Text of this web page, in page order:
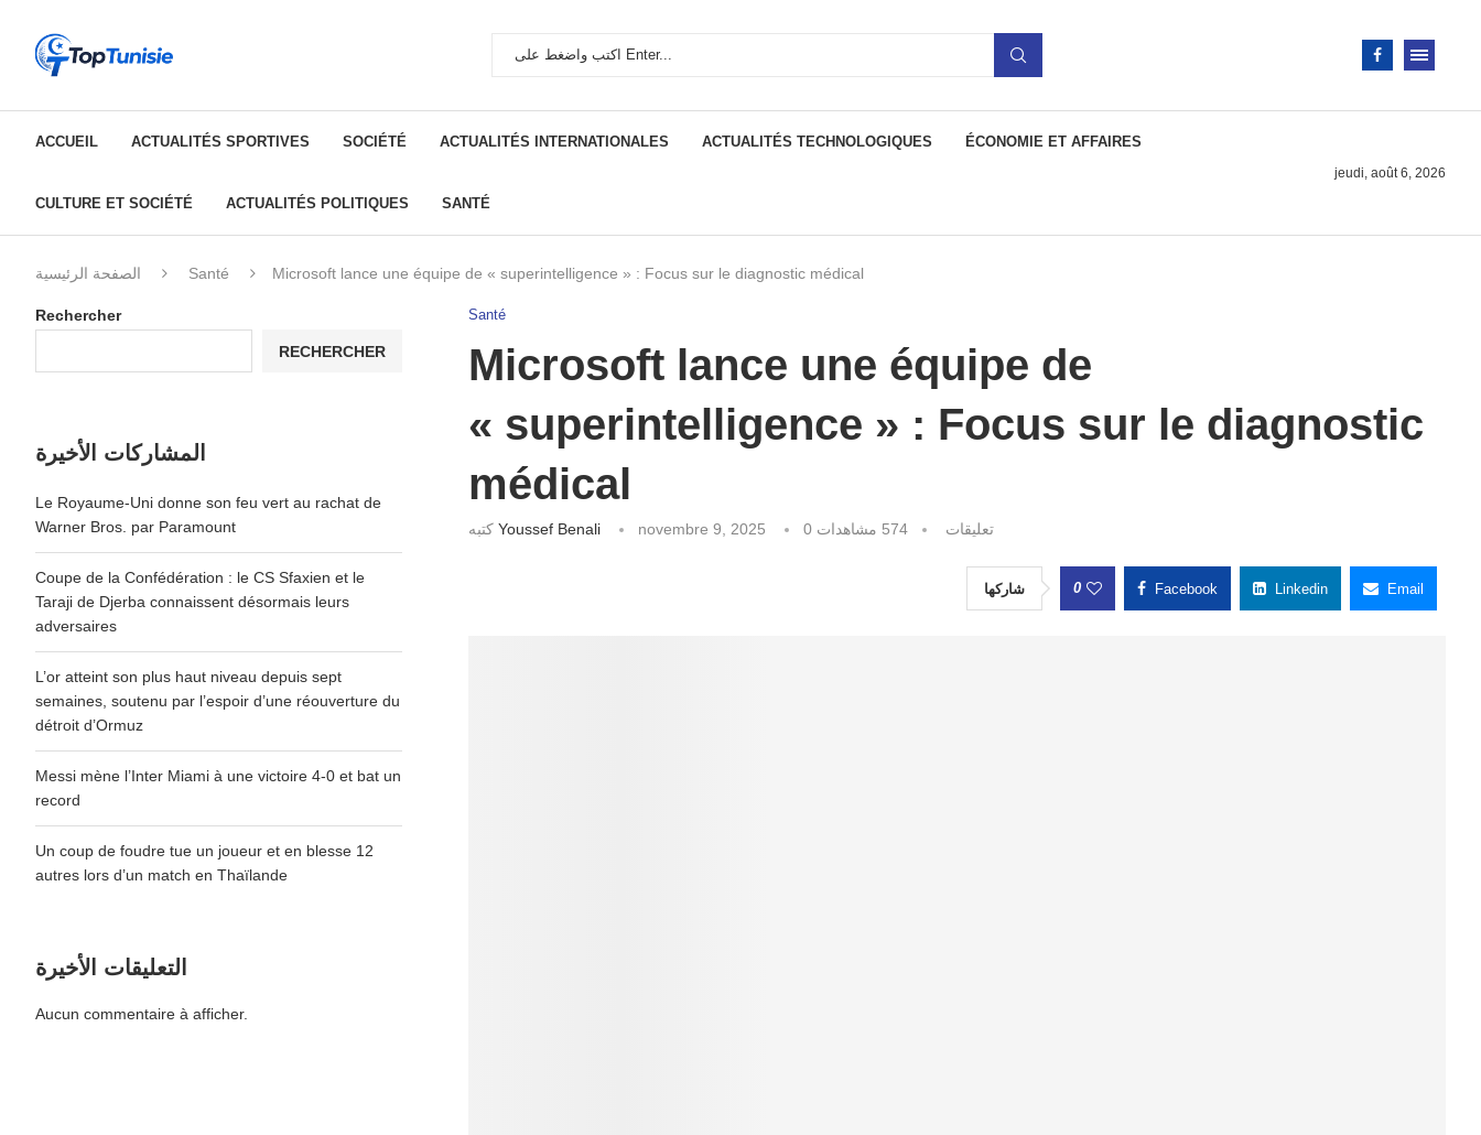
ACCUEIL ACTUALITÉS SPORTIVES SOCIÉTÉ ACTUALITÉS INTERNATIONALES ACTUALITÉS TECHNOLOGIQUES ÉCONOMIE ET AFFAIRES
CULTURE ET SOCIÉTÉ ACTUALITÉS POLITIQUES SANTÉ
jeudi, août 6, 2026
الصفحة الرئيسية Santé Microsoft lance une équipe de « superintelligence » : Focus sur le diagnostic médical
Santé
Microsoft lance une équipe de
« superintelligence » : Focus sur le diagnostic
médical
كتبه Youssef Benali novembre 9, 2025 0 تعليقات 574 مشاهدات
شاركها 0 Facebook Linkedin Email
Rechercher
RECHERCHER
المشاركات الأخيرة
Le Royaume-Uni donne son feu vert au rachat de
Warner Bros. par Paramount
Coupe de la Confédération : le CS Sfaxien et le
Taraji de Djerba connaissent désormais leurs
adversaires
L’or atteint son plus haut niveau depuis sept
semaines, soutenu par l’espoir d’une réouverture du
détroit d’Ormuz
Messi mène l’Inter Miami à une victoire 4-0 et bat un
record
Un coup de foudre tue un joueur et en blesse 12
autres lors d’un match en Thaïlande
التعليقات الأخيرة
Aucun commentaire à afficher.